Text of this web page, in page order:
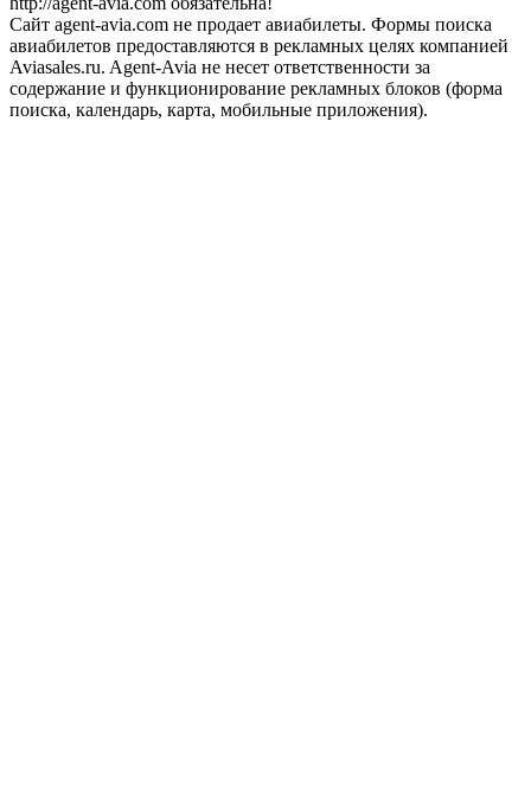
Сайт agent-avia.com не продает авиабилеты. Формы поиска
авиабилетов предоставляются в рекламных целях компанией
Aviasales.ru. Agent-Avia не несет ответственности за
содержание и функционирование рекламных блоков (форма
поиска, календарь, карта, мобильные приложения).